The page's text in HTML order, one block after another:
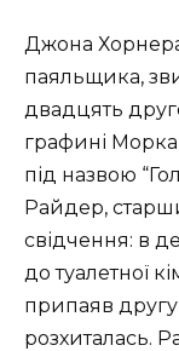
Джона
паяльщика,
двадцять
графині
під назвою
Райдер,
свідчення: в
до туалетної
припаяв другу
розхиталась.